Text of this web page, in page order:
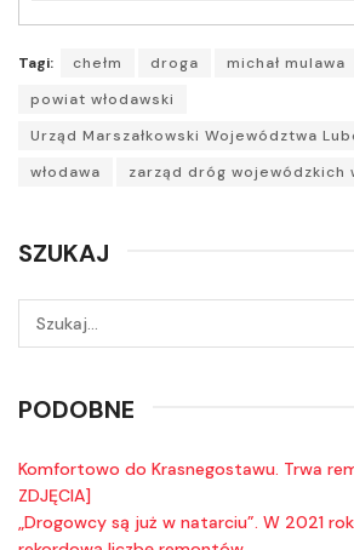
Tagi: chełm droga michał mulawa
powiat włodawski
Urząd Marszałkowski Województwa
włodawa
zarząd dróg wojewódzkich
SZUKAJ
PODOBNE
Komfortowo do Krasnegostawu. Trwa
ZDJĘCIA]
„Drogowcy są już w natarciu”. W 2021